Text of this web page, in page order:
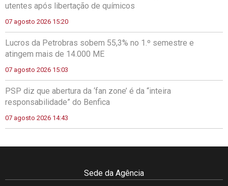
utentes após libertação de químicos
07 agosto 2026 15:20
Lucros da Petrobras sobem 55,3% no 1.º semestre e
atingem mais de 14.000 ME
07 agosto 2026 15:03
PSP diz que abertura da ‘fan zone’ é da “inteira
responsabilidade” do Benfica
07 agosto 2026 14:43
Sede da Agência